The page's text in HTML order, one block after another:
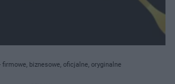
biznesowe, oficjalne, oryginalne